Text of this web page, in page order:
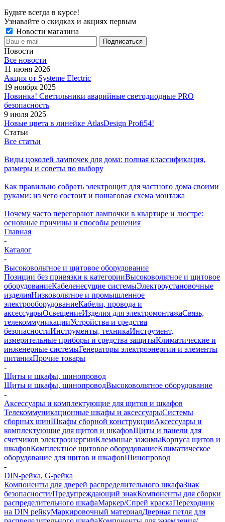
Будьте всегда в курсе!
Узнавайте о скидках и акциях первым
Новости магазина
Новости
Все новости
11 июня 2026
Акция от Systeme Electric
19 ноября 2025
Новинка! Светильники аварийные светодиодные PRO
безопасность
9 июля 2025
Новые цвета в линейке AtlasDesign Profi54!
Статьи
Все статьи
Виды цоколей лампочек для дома: полная классификация,
размеры и советы по выбору
Как правильно собрать электрощит для частного дома своими
руками: из чего состоит и пошаговая схема монтажа
Почему часто перегорают лампочки в квартире и люстре:
основные причины и способы решения
Главная
-
Каталог
-
Высоковольтное и щитовое оборудование
Позиции без привязки к категорииВысоковольтное и щитовое
оборудованиеКабеленесущие системыЭлектроустановочные
изделияНизковольтное и промышленное
электрооборудованиеКабели, провода и
аксессуарыОсвещениеИзделия для электромонтажаСвязь,
телекоммуникацииУстройства и средства
безопасностиИнструменты, техникаИнструмент,
измерительные приборы и средства защитыКлиматические и
инженерные системыГенераторы электроэнергии и элементы
питанияПрочие товары
-
Щиты и шкафы, шинопровод
Щиты и шкафы, шинопроводВысоковольтное оборудование
-
Аксессуары и комплектующие для щитов и шкафов
Телекоммуникационные шкафы и аксессуарыСистемы
сборных шинШкафы сборной конструкцииАксессуары и
комплектующие для щитов и шкафовЩиты и панели для
счетчиков электроэнергииКлеммные зажимыКорпуса щитов и
шкафовКомплектное щитовое оборудованиеКлиматическое
оборудование для щитов и шкафовШинопровод
-
DIN-рейка, G-рейка
Компоненты для дверей распределительного шкафаЗнак
безопасности/Предупреждающий знакКомпоненты для сборки
распределительного шкафаМаркер/Спрей краскаПереходник
на DIN рейкуМаркировочный материалДверная петля для